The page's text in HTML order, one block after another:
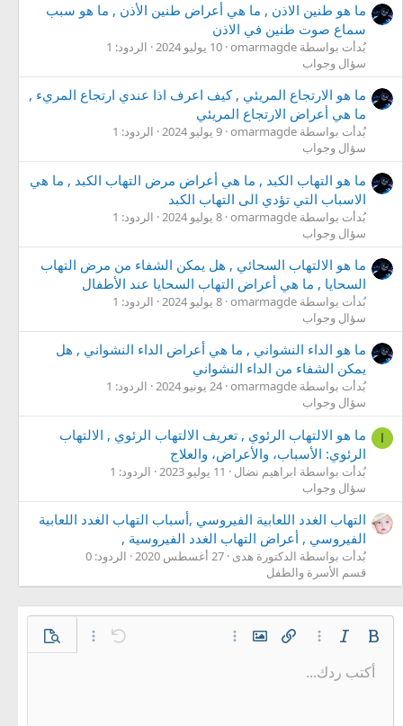
ما هو طنين الاذن , ما هي أعراض طنين الأذن , ما هو سبب
سماع صوت طنين في الاذن
بُدأت بواسطة omarmagde 10 يوليو 2024
الردود: 1
سؤال وجواب
ما هو الارتجاع المريئي , كيف اعرف اذا عندي ارتجاع المريء ,
ما هي أعراض الارتجاع المريئي
بُدأت بواسطة omarmagde 9 يوليو 2024
الردود: 1
سؤال وجواب
ما هو التهاب الكبد , ما هي أعراض مرض التهاب الكبد , ما هي
الاسباب التي تؤدي الى التهاب الكبد
بُدأت بواسطة omarmagde 8 يوليو 2024
الردود: 1
سؤال وجواب
ما هو الالتهاب السحائي , هل يمكن الشفاء من مرض التهاب
السحايا , ما هي أعراض التهاب السحايا عند الأطفال
بُدأت بواسطة omarmagde 8 يوليو 2024
الردود: 1
سؤال وجواب
ما هو الداء النشواني , ما هي أعراض الداء النشواني , هل
يمكن الشفاء من الداء النشواني
بُدأت بواسطة omarmagde 24 يونيو 2024
الردود: 1
سؤال وجواب
ا
ما هو الالتهاب الرئوي , تعريف الالتهاب الرئوي , الالتهاب
الرئوي: الأسباب، والأعراض، والعلاج
بُدأت بواسطة ابراهيم نضال 11 يوليو 2023
الردود: 1
سؤال وجواب
التهاب الغدد اللعابية الفيروسي ,أسباب التهاب الغدد اللعابية
الفيروسي , أعراض التهاب الغدد الفيروسية ,
بُدأت بواسطة الدكتورة هدى 27 أغسطس 2020
الردود: 0
قسم الأسرة والطفل
غامق مائل خيارات إضافية…
إدراج رابطإدراج صورةخيارات إضافية… تراجع خيارات إضافية…
معاينة
حجم الخط
9
لون النصعائلة الخط الإبتسامات
إقتباسميديا إعادة تبديل الـ BB codeإزالة التنسيقأكتب ردك...